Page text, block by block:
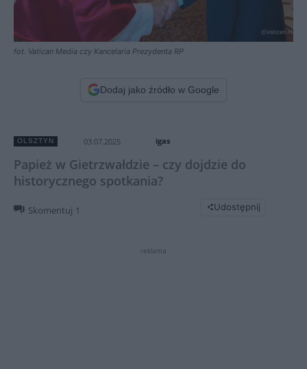
fot. Vatican Media czy Kancelaria Prezydenta RP
Dodaj jako źródło w Google
OLSZTYN 03.07.2025 igas
Papież w Gietrzwałdzie – czy dojdzie do
historycznego spotkania?
Skomentuj 1 Udostępnij
reklama